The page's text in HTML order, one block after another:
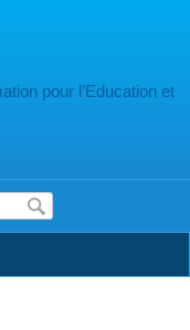
pour l’Education et